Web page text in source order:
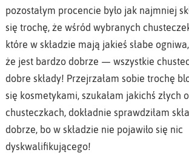
pozostałym procencie było jak najmniej
się trochę, że wśród wybranych
które w składzie mają jakieś słabe
że jest bardzo dobrze — wszystkie
dobre składy! Przejrzałam sobie trochę
się kosmetykami, szukałam jakichś złych
chusteczkach, dokładnie sprawdziłam
dobrze, bo w składzie nie pojawiło się nic
dyskwalifikującego!